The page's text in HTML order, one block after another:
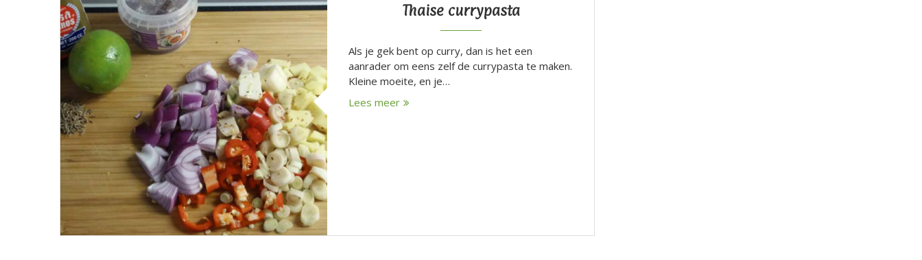
Thaise currypasta
Als je gek bent op curry, dan is het een
aanrader om eens zelf de currypasta te maken.
Kleine moeite, en je…
Lees meer